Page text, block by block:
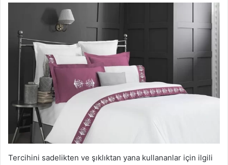
Tercihini sadelikten ve şıklıktan yana kullananlar için ilgili